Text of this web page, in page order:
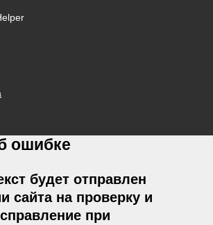
ошибке
будет отправлен
сайта на проверку и
при